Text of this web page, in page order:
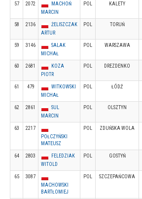
57 2072
MACHOŃ
MARCIN
POL KALETY
58 2136
ŻELISZCZAK
ARTUR
POL TORUŃ
59 3146
SALAK
MICHAŁ
POL WARSZAWA
60 2681
KOZA
PIOTR
POL DREZDENKO
61 479
WITKOWSKI
MICHAŁ
POL ŁÓDŹ
62 2861
SUL
MARCIN
POL OLSZTYN
63
2217
POŁCZYŃSKI
MATEUSZ
POL ZDUŃSKA WOLA
64 2803
FELEDZIAK
WITOLD
POL GOSTYŃ
65
3087
MACHOWSKI
BARTŁOMIEJ
POL SZCZEPAŃCOWA